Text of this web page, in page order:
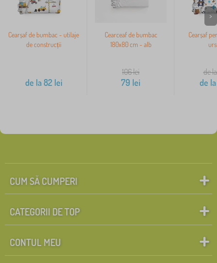
Cearșaf de bumbac - utilaje
de construcții
de la82lei
Cearceaf de bumbac
180x80 cm - alb
106lei
79 lei
Cearșaf
de
de la
>
CUM SĂ CUMPERI
CATEGORII DE TOP
CONTUL MEU